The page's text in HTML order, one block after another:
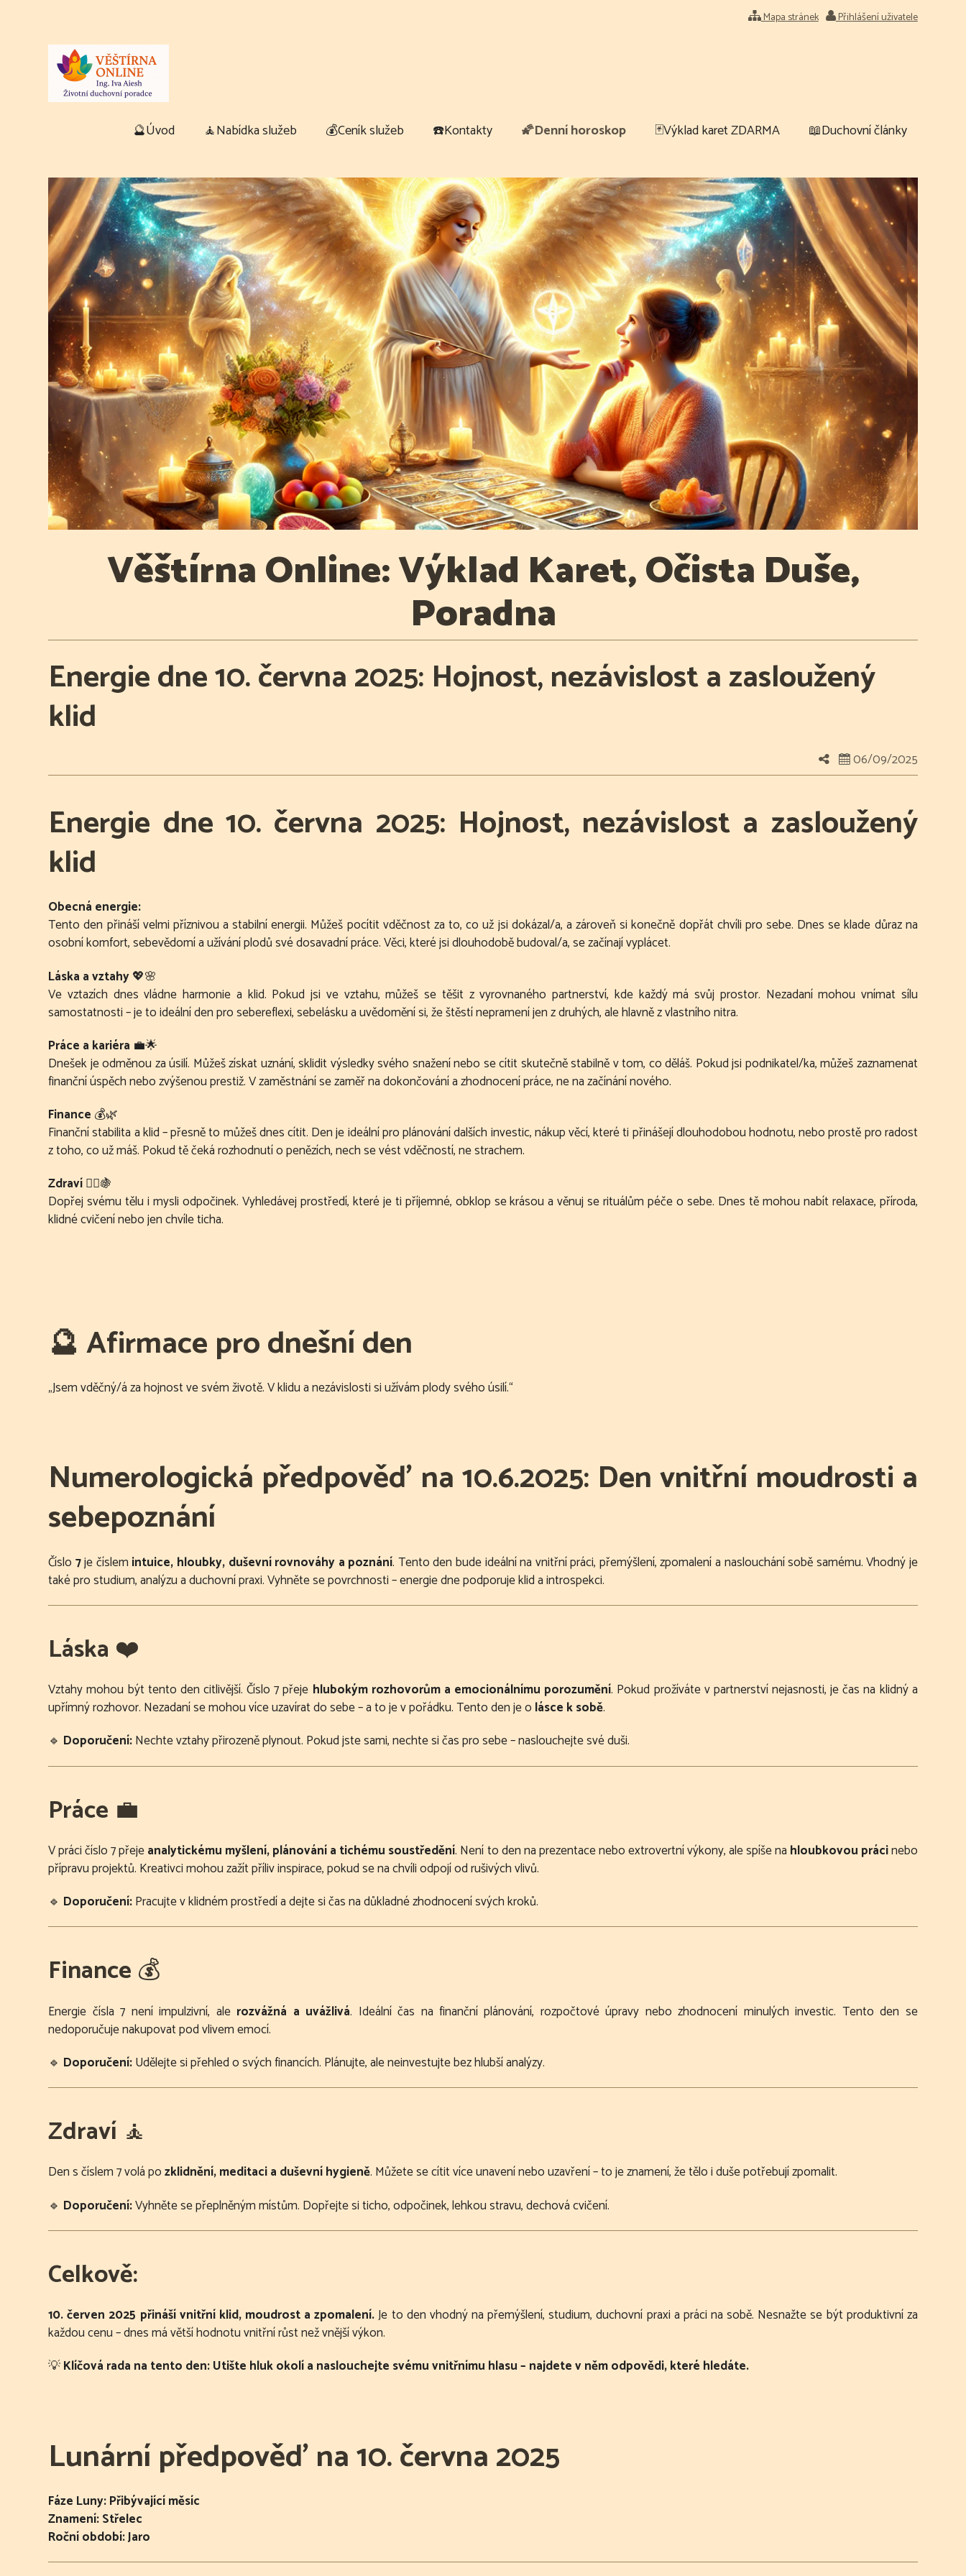
Mapa stránek Přihlášení uživatele
🔮Úvod 🧘Nabídka služeb 💰Ceník služeb ☎️Kontakty 🌠Denní horoskop 🃏Výklad karet ZDARMA 📖Duchovní články
Věštírna Online: Výklad Karet, Očista Duše,
Poradna
Energie dne 10. června 2025: Hojnost, nezávislost a zasloužený
klid
06/09/2025
Energie dne 10. června 2025: Hojnost, nezávislost a zasloužený
klid
Obecná energie:
Tento den přináší velmi příznivou a stabilní energii. Můžeš pocítit vděčnost za to, co už jsi dokázal/a, a zároveň si konečně dopřát chvíli pro sebe. Dnes se klade důraz na
osobní komfort, sebevědomí a užívání plodů své dosavadní práce. Věci, které jsi dlouhodobě budoval/a, se začínají vyplácet.
Láska a vztahy💖🌸
Ve vztazích dnes vládne harmonie a klid. Pokud jsi ve vztahu, můžeš se těšit z vyrovnaného partnerství, kde každý má svůj prostor. Nezadaní mohou vnímat sílu
samostatnosti – je to ideální den pro sebereflexi, sebelásku a uvědomění si, že štěstí nepramení jen z druhých, ale hlavně z vlastního nitra.
Práce a kariéra 💼🌟
Dnešek je odměnou za úsilí. Můžeš získat uznání, sklidit výsledky svého snažení nebo se cítit skutečně stabilně v tom, co děláš. Pokud jsi podnikatel/ka, můžeš zaznamenat
finanční úspěch nebo zvýšenou prestiž. V zaměstnání se zaměř na dokončování a zhodnocení práce, ne na začínání nového.
Finance 💰🌿
Finanční stabilita a klid – přesně to můžeš dnes cítit. Den je ideální pro plánování dalších investic, nákup věcí, které ti přinášejí dlouhodobou hodnotu, nebo prostě pro radost
z toho, co už máš. Pokud tě čeká rozhodnutí o penězích, nech se vést vděčností, ne strachem.
Zdraví🧘‍♀️🍇
Dopřej svému tělu i mysli odpočinek. Vyhledávej prostředí, které je ti příjemné, obklop se krásou a věnuj se rituálům péče o sebe. Dnes tě mohou nabít relaxace, příroda,
klidné cvičení nebo jen chvíle ticha.
🔮Afirmace pro dnešní den
„Jsem vděčný/á za hojnost ve svém životě. V klidu a nezávislosti si užívám plody svého úsilí.“
Numerologická předpověď na 10.6.2025: Den vnitřní moudrosti a
sebepoznání
Číslo 7je číslem intuice, hloubky, duševní rovnováhy a poznání. Tento den bude ideální na vnitřní práci, přemýšlení, zpomalení a naslouchání sobě samému. Vhodný je
také pro studium, analýzu a duchovní praxi. Vyhněte se povrchnosti – energie dne podporuje klid a introspekci.
Láska ❤️
Vztahy mohou být tento den citlivější. Číslo 7 přeje hlubokým rozhovorům a emocionálnímu porozumění. Pokud prožíváte v partnerství nejasnosti, je čas na klidný a
upřímný rozhovor. Nezadaní se mohou více uzavírat do sebe – a to je v pořádku. Tento den je o lásce k sobě.
🔹 Doporučení:Nechte vztahy přirozeně plynout. Pokud jste sami, nechte si čas pro sebe – naslouchejte své duši.
Práce 💼
V práci číslo 7 přejeanalytickému myšlení, plánování a tichému soustředění. Není to den na prezentace nebo extrovertní výkony, ale spíše na hloubkovou prácinebo
přípravu projektů. Kreativci mohou zažít příliv inspirace, pokud se na chvíli odpojí od rušivých vlivů.
🔹 Doporučení:Pracujte v klidném prostředí a dejte si čas na důkladné zhodnocení svých kroků.
Finance 💰
Energie čísla 7 není impulzivní, ale rozvážná a uvážlivá. Ideální čas na finanční plánování, rozpočtové úpravy nebo zhodnocení minulých investic. Tento den se
nedoporučuje nakupovat pod vlivem emocí.
🔹 Doporučení:Udělejte si přehled o svých financích. Plánujte, ale neinvestujte bez hlubší analýzy.
Zdraví 🧘
Den s číslem 7 volá pozklidnění, meditaci a duševní hygieně. Můžete se cítit více unavení nebo uzavření – to je znamení, že tělo i duše potřebují zpomalit.
🔹 Doporučení:Vyhněte se přeplněným místům. Dopřejte si ticho, odpočinek, lehkou stravu, dechová cvičení.
Celkově:
10. červen 2025 přináší vnitřní klid, moudrost a zpomalení.Je to den vhodný na přemýšlení, studium, duchovní praxi a práci na sobě. Nesnažte se být produktivní za
každou cenu – dnes má větší hodnotu vnitřní růst než vnější výkon.
💡Klíčová rada na tento den:Utište hluk okolí a naslouchejte svému vnitřnímu hlasu – najdete v něm odpovědi, které hledáte.
Lunární předpověď na 10. června 2025
Fáze Luny: Přibývající měsíc
Znamení: Střelec
Roční období: Jaro